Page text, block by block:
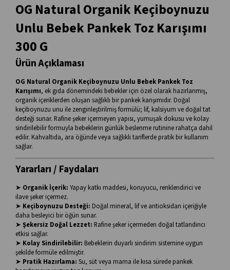
OG Natural Organik Keçiboynuzu
Unlu Bebek Pankek Toz Karışımı
300 G
Ürün Açıklaması
OG Natural Organik Keçiboynuzu Unlu Bebek Pankek Toz
Karışımı, ek gıda dönemindeki bebekler için özel olarak hazırlanmış,
organik içeriklerden oluşan sağlıklı bir pankek karışımıdır. Doğal
keçiboynuzu unu ile zenginleştirilmiş formülü; lif, kalsiyum ve doğal tat
desteği sunar. Rafine şeker içermeyen yapısı, yumuşak dokusu ve kolay
sindirilebilir formuyla bebeklerin günlük beslenme rutinine rahatça dahil
edilir. Kahvaltıda, ara öğünde veya sağlıklı tariflerde pratik bir kullanım
sağlar.
Yararları / Faydaları
➤ Organik İçerik: Yapay katkı maddesi, koruyucu, renklendirici ve
ilave şeker içermez.
➤ Keçiboynuzu Desteği: Doğal mineral, lif ve antioksidan içeriğiyle
daha besleyici bir öğün sunar.
➤ Şekersiz Doğal Lezzet: Rafine şeker içermeden doğal tatlandırıcı
etkisi sağlar.
➤ Kolay Sindirilebilir: Bebeklerin duyarlı sindirim sistemine uygun
şekilde formüle edilmiştir.
➤ Pratik Hazırlama: Su, süt veya mama ile kısa sürede pankek